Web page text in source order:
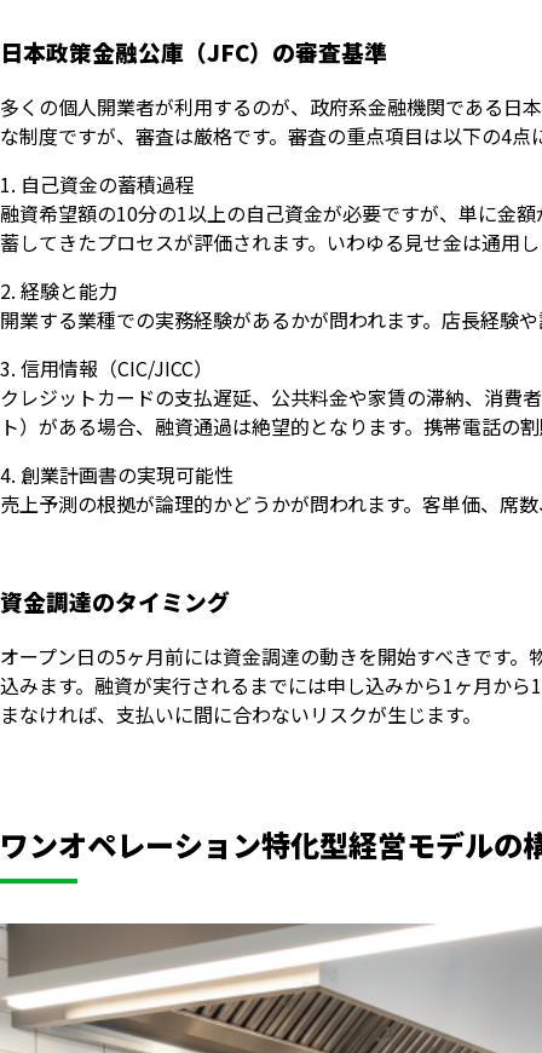
日本政策金融公庫（JFC）の審査基準
多くの個人開業者が利用するのが、政府系金融機関である日
な制度ですが、審査は厳格です。審査の重点項目は以下の4点
自己資金の蓄積過程
融資希望額の10分の1以上の自己資金が必要ですが、単に金
蓄してきたプロセスが評価されます。いわゆる見せ金は通用
経験と能力
開業する業種での実務経験があるかが問われます。店長経験
信用情報（CIC/JICC）
クレジットカードの支払遅延、公共料金や家賃の滞納、消費
ト）がある場合、融資通過は絶望的となります。携帯電話の
創業計画書の実現可能性
売上予測の根拠が論理的かどうかが問われます。客単価、席
資金調達のタイミング
オープン日の5ヶ月前には資金調達の動きを開始すべきです
込みます。融資が実行されるまでには申し込みから1ヶ月か
まなければ、支払いに間に合わないリスクが生じます。
ワンオペレーション特化型経営モデルの